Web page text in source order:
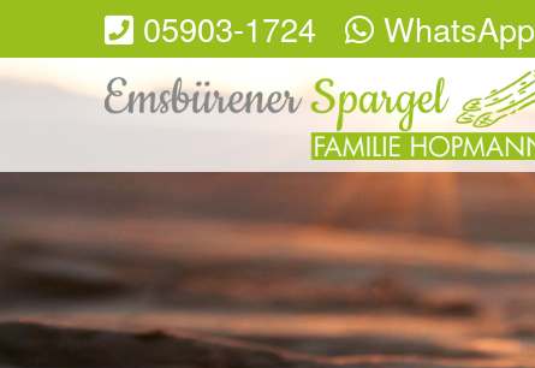
05903-1724 WhatsApp